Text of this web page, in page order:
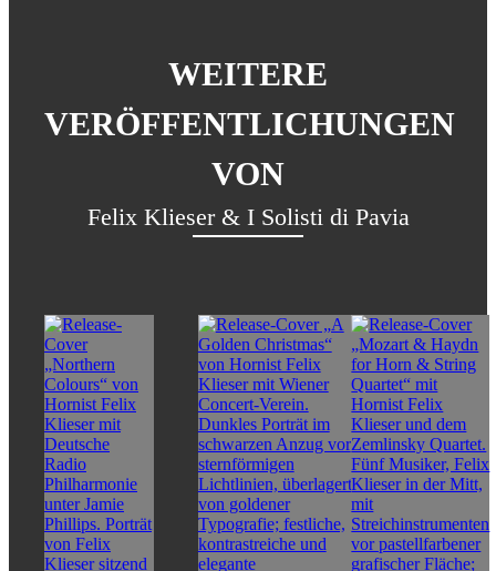
WEITERE
VERÖFFENTLICHUNGEN
VON
Felix Klieser & I Solisti di Pavia